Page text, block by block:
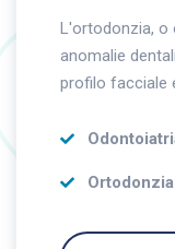
L'ortodonzia, o
anomalie
profilo facciale
Ortodonzia